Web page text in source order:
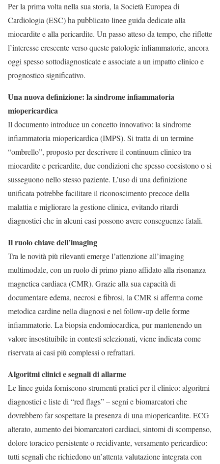
Per la prima volta nella sua storia, la Società Europea di
Cardiologia (ESC) ha pubblicato linee guida dedicate alla
miocardite e alla pericardite. Un passo atteso da tempo, che riflette
l’interesse crescente verso queste patologie infiammatorie, ancora
oggi spesso sottodiagnosticate e associate a un impatto clinico e
prognostico significativo.
Una nuova definizione: la sindrome infiammatoria
miopericardica
Il documento introduce un concetto innovativo: la sindrome
infiammatoria miopericardica (IMPS). Si tratta di un termine
“ombrello”, proposto per descrivere il continuum clinico tra
miocardite e pericardite, due condizioni che spesso coesistono o si
susseguono nello stesso paziente. L’uso di una definizione
unificata potrebbe facilitare il riconoscimento precoce della
malattia e migliorare la gestione clinica, evitando ritardi
diagnostici che in alcuni casi possono avere conseguenze fatali.
Il ruolo chiave dell’imaging
Tra le novità più rilevanti emerge l’attenzione all’imaging
multimodale, con un ruolo di primo piano affidato alla risonanza
magnetica cardiaca (CMR). Grazie alla sua capacità di
documentare edema, necrosi e fibrosi, la CMR si afferma come
metodica cardine nella diagnosi e nel follow-up delle forme
infiammatorie. La biopsia endomiocardica, pur mantenendo un
valore insostituibile in contesti selezionati, viene indicata come
riservata ai casi più complessi o refrattari.
Algoritmi clinici e segnali di allarme
Le linee guida forniscono strumenti pratici per il clinico: algoritmi
diagnostici e liste di “red flags” – segni e biomarcatori che
dovrebbero far sospettare la presenza di una miopericardite. ECG
alterato, aumento dei biomarcatori cardiaci, sintomi di scompenso,
dolore toracico persistente o recidivante, versamento pericardico:
tutti segnali che richiedono un’attenta valutazione integrata con